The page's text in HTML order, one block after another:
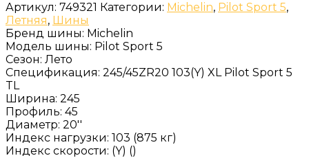
Артикул: 749321 Категории: Michelin, Pilot Sport 5,
Летняя, Шины
Бренд шины: Michelin
Модель шины: Pilot Sport 5
Сезон: Лето
Спецификация: 245/45ZR20 103(Y) XL Pilot Sport 5
TL
Ширина: 245
Профиль: 45
Диаметр: 20''
Индекс нагрузки: 103 (875 кг)
Индекс скорости: (Y) ()